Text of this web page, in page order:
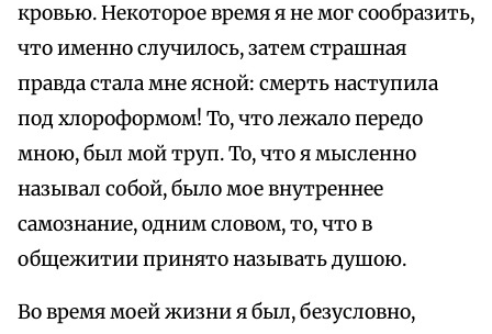
кровью. Некоторое время я не мог сообразить,
что именно случилось, затем страшная
правда стала мне ясной: смерть наступила
под хлороформом! То, что лежало передо
мною, был мой труп. То, что я мысленно
называл собой, было мое внутреннее
самознание, одним словом, то, что в
общежитии принято называть душою.
Во время моей жизни я был, безусловно,